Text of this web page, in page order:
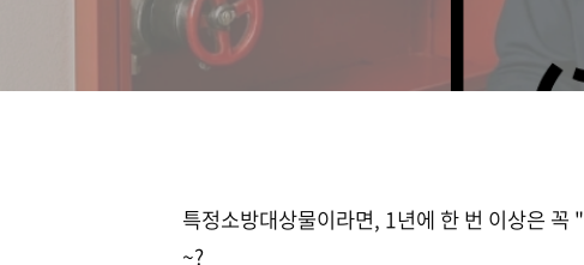
특정소방대상물이라면, 1년에 한 번 이상은 꼭 "
~?